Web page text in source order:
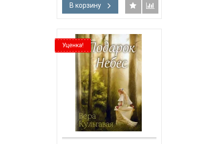
В корзину
Уценка!